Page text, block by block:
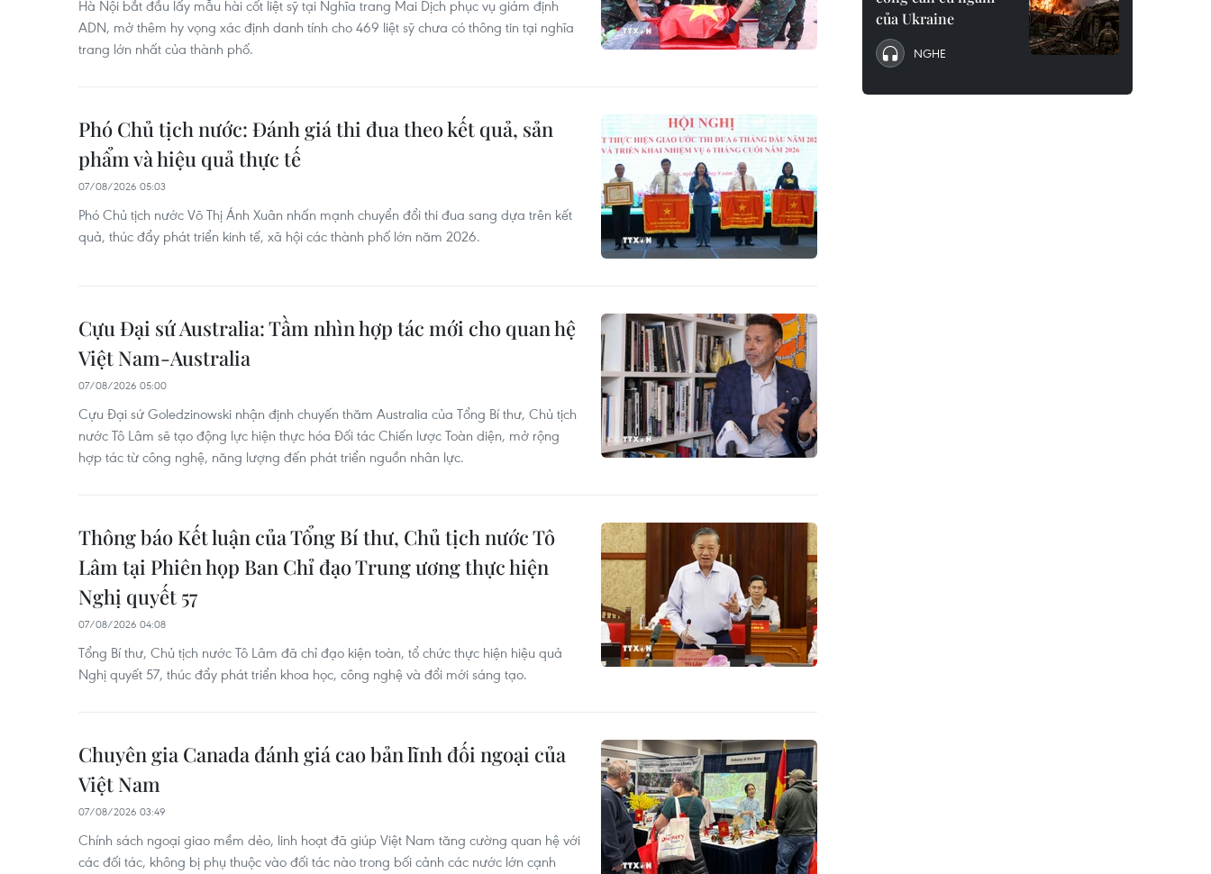
Hà Nội bắt đầu lấy mẫu hài cốt liệt sỹ tại Nghĩa trang Mai Dịch phục vụ giám định
ADN, mở thêm hy vọng xác định danh tính cho 469 liệt sỹ chưa có thông tin tại nghĩa
trang lớn nhất của thành phố.
Phó Chủ tịch nước: Đánh giá thi đua theo kết quả, sản
phẩm và hiệu quả thực tế
07/08/2026 05:03
Phó Chủ tịch nước Võ Thị Ánh Xuân nhấn mạnh chuyển đổi thi đua sang dựa trên kết
quả, thúc đẩy phát triển kinh tế, xã hội các thành phố lớn năm 2026.
Cựu Đại sứ Australia: Tầm nhìn hợp tác mới cho quan hệ
Việt Nam-Australia
07/08/2026 05:00
Cựu Đại sứ Goledzinowski nhận định chuyến thăm Australia của Tổng Bí thư, Chủ tịch
nước Tô Lâm sẽ tạo động lực hiện thực hóa Đối tác Chiến lược Toàn diện, mở rộng
hợp tác từ công nghệ, năng lượng đến phát triển nguồn nhân lực.
Thông báo Kết luận của Tổng Bí thư, Chủ tịch nước Tô
Lâm tại Phiên họp Ban Chỉ đạo Trung ương thực hiện
Nghị quyết 57
07/08/2026 04:08
Tổng Bí thư, Chủ tịch nước Tô Lâm đã chỉ đạo kiện toàn, tổ chức thực hiện hiệu quả
Nghị quyết 57, thúc đẩy phát triển khoa học, công nghệ và đổi mới sáng tạo.
Chuyên gia Canada đánh giá cao bản lĩnh đối ngoại của
Việt Nam
07/08/2026 03:49
Chính sách ngoại giao mềm dẻo, linh hoạt đã giúp Việt Nam tăng cường quan hệ với
các đối tác, không bị phụ thuộc vào đối tác nào trong bối cảnh các nước lớn cạnh
của Ukraine
NGHE